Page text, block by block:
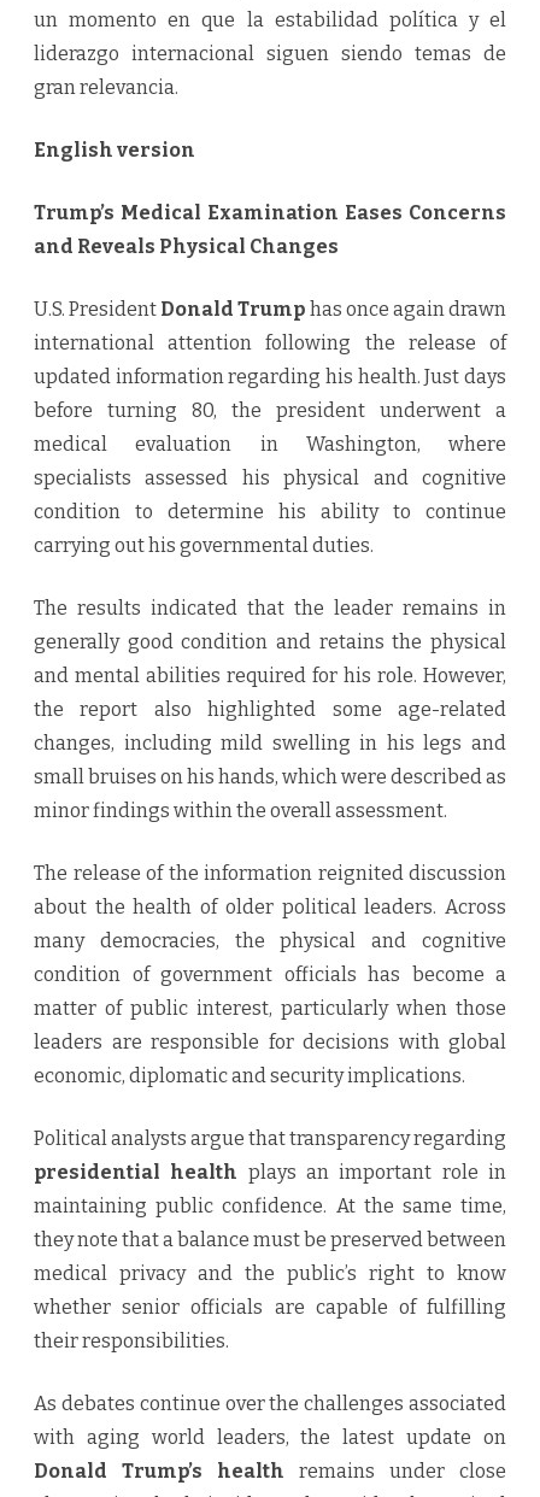
un momento en que la estabilidad política y el
liderazgo internacional siguen siendo temas de
gran relevancia.
English version
Trump’s Medical Examination Eases Concerns
and Reveals Physical Changes
U.S. President Donald Trump has once again drawn
international attention following the release of
updated information regarding his health. Just days
before turning 80, the president underwent a
medical evaluation in Washington, where
specialists assessed his physical and cognitive
condition to determine his ability to continue
carrying out his governmental duties.
The results indicated that the leader remains in
generally good condition and retains the physical
and mental abilities required for his role. However,
the report also highlighted some age-related
changes, including mild swelling in his legs and
small bruises on his hands, which were described as
minor findings within the overall assessment.
The release of the information reignited discussion
about the health of older political leaders. Across
many democracies, the physical and cognitive
condition of government officials has become a
matter of public interest, particularly when those
leaders are responsible for decisions with global
economic, diplomatic and security implications.
Political analysts argue that transparency regarding
presidential health plays an important role in
maintaining public confidence. At the same time,
they note that a balance must be preserved between
medical privacy and the public’s right to know
whether senior officials are capable of fulfilling
their responsibilities.
As debates continue over the challenges associated
with aging world leaders, the latest update on
Donald Trump’s health remains under close